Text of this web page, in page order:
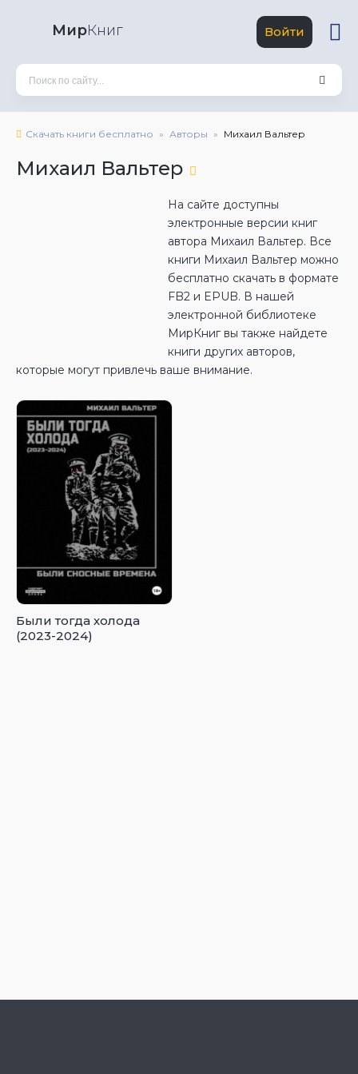
МирКниг Войти
Скачать книги бесплатно Авторы Михаил Вальтер
Михаил Вальтер
На сайте доступны
электронные версии книг
автора Михаил Вальтер. Все
книги Михаил Вальтер можно
бесплатно скачать в формате
FB2 и EPUB. В нашей
электронной библиотеке
МирКниг вы также найдете
книги других авторов,
которые могут привлечь ваше внимание.
Были тогда холода
(2023-2024)